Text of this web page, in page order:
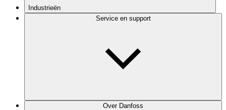
Industrieën
Service en support
Over Danfoss